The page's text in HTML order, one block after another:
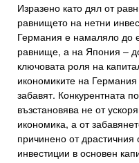
Изразено като дял от
равнището на нетни
Германия е намаляло до
равнище, а на Япония –
ключовата роля на
икономиките на
забавят. Конкурентната
възстановява не от
икономика, а от
причинено от
инвестиции в основен